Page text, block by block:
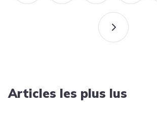
PAGE
Articles les plus lus